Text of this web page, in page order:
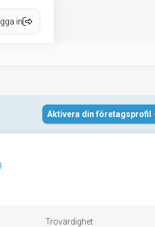
in
Aktivera din företagsprofil
Trovärdighet